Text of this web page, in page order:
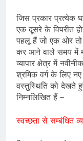
जिस प्रकार प्रत्येक
एक दूसरे के विपरीत
पहलू हैं जो एक ओर तो
कर आने वाले समय में
व्यापार क्षेत्र में
श्रमिक वर्ग के लिए
वस्तुस्थिति को देखते
निम्नलिखित हैं –
स्वच्छता से सम्बंधित